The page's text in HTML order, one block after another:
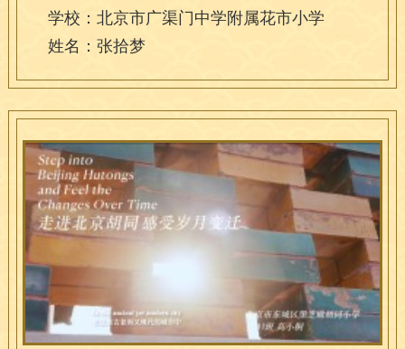
学校：北京市广渠门中学附属花市小学
姓名：张拾梦